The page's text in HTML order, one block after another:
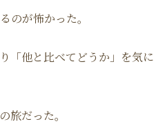
のが怖かった。
「他と比べてどうか」を気に
旅だった。